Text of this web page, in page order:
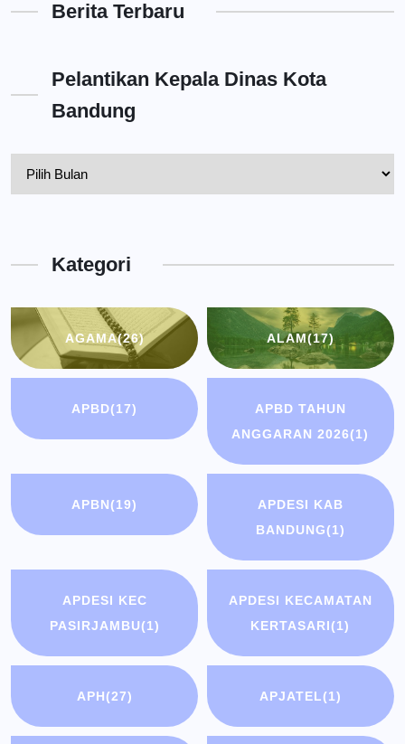
Berita Terbaru
Pelantikan Kepala Dinas Kota
Bandung
BandungKategori
AGAMA(26) ALAM(17)
APBD(17)
APBD TAHUN
ANGGARAN 2026(1)
APBN(19)
APDESI KAB
BANDUNG(1)
APDESI KEC
PASIRJAMBU(1)
APDESI KECAMATAN
KERTASARI(1)
APH(27) APJATEL(1)